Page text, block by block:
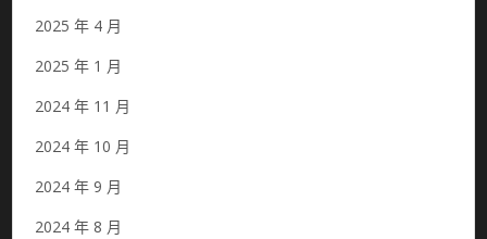
2025 年 4 月
2025 年 1 月
2024 年 11 月
2024 年 10 月
2024 年 9 月
2024 年 8 月